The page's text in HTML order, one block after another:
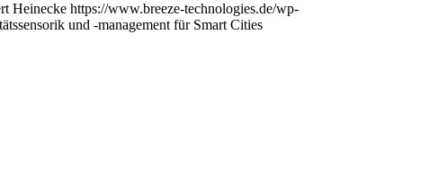
Heinecke https://www.breeze-technologies.de/wp-
und -management für Smart Cities